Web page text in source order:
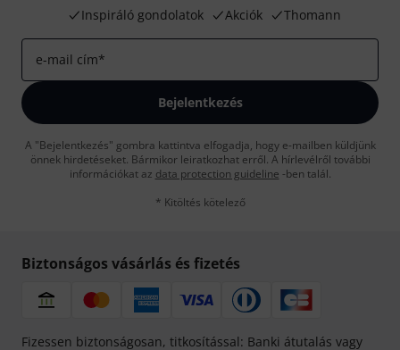
Inspiráló gondolatok
Akciók Thomann
e-mail cím*
Bejelentkezés
A "Bejelentkezés" gombra kattintva elfogadja, hogy e-mailben küldjünk
önnek hirdetéseket. Bármikor leiratkozhat erről. A hírlevélről további
információkat az data protection guideline -ben talál.
* Kitöltés kötelező
Biztonságos vásárlás és fizetés
Fizessen biztonságosan, titkosítással: Banki átutalás vagy